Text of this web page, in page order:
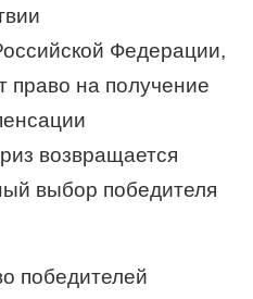
Федерации,
право на получение
возвращается
выбор победителя
победителей